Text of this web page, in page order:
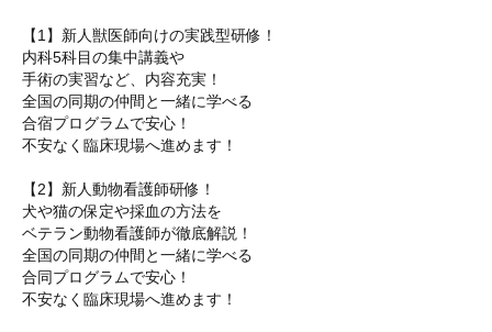
【1】新人獣医師向けの実践型研修！
内科5科目の集中講義や
手術の実習など、内容充実！
全国の同期の仲間と一緒に学べる
合宿プログラムで安心！
不安なく臨床現場へ進めます！
【2】新人動物看護師研修！
犬や猫の保定や採血の方法を
ベテラン動物看護師が徹底解説！
全国の同期の仲間と一緒に学べる
合同プログラムで安心！
不安なく臨床現場へ進めます！